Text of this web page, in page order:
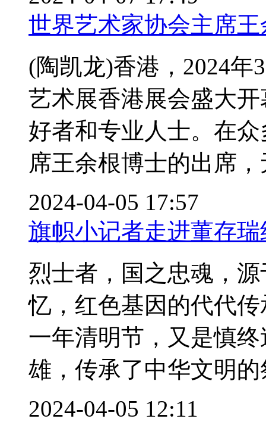
世界艺术家协会主席
(陶凯龙)香港，2024年
艺术展香港展会盛大
好者和专业人士。在
席王余根博士的出席
2024-04-05 17:57
旗帜小记者走进董存
烈士者，国之忠魂，
忆，红色基因的代代
一年清明节，又是慎
雄，传承了中华文明的
2024-04-05 12:11